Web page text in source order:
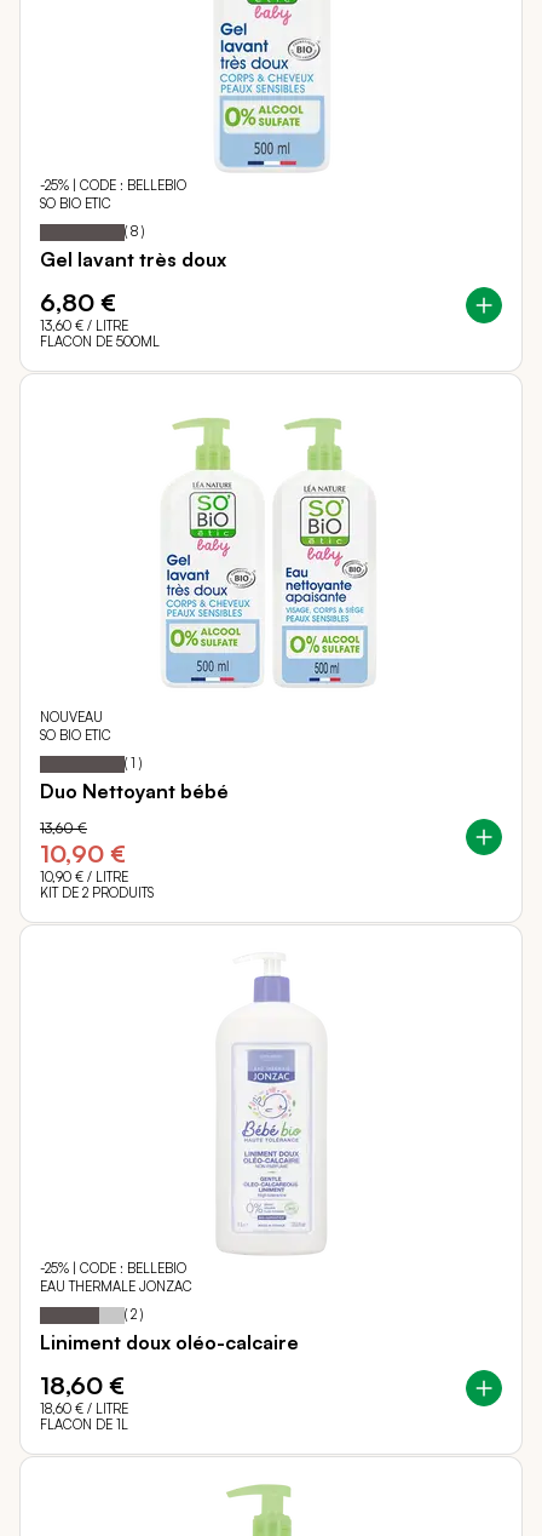
-25% | CODE : BELLEBIO
SO BIO ETIC
Notation: 100
% of
( 8 )
Gel lavant très doux
6,80 €
13,60 € / LITRE
FLACON DE 500ML
NOUVEAU
SO BIO ETIC
Notation: 100
% of
( 1 )
Duo Nettoyant bébé
10,90 €
13,60 €
10,90 € / LITRE
KIT DE 2 PRODUITS
-25% | CODE : BELLEBIO
EAU THERMALE JONZAC
Notation: 70
% of
( 2 )
Liniment doux oléo-calcaire
18,60 €
18,60 € / LITRE
FLACON DE 1L